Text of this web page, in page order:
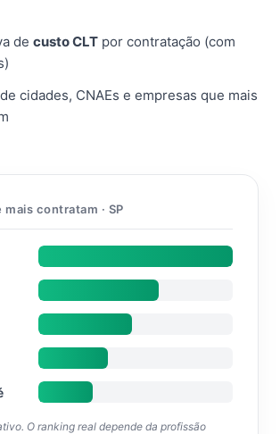
de custo CLT por contratação (com
cidades, CNAEs e empresas que mais
contratam · SP
O ranking real depende da profissão